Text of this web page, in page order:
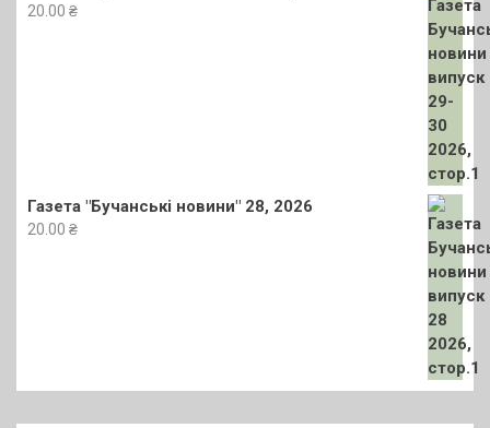
20.00 ₴
Газета "Бучанські новини" 28, 2026
20.00 ₴